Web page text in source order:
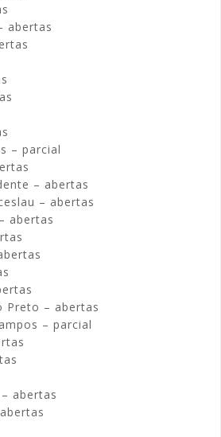
abertas
– parcial
– abertas
– abertas
abertas
Preto – abertas
– parcial
abertas